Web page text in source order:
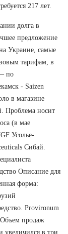
217 лет.
долга в
предложение
Украине, самые
тарифам, в
по
- Saizen
в магазине
Проблема носит
(в мае
Усолье-
Сибай.
Описание для
форма:
Provironum
продаж
в три